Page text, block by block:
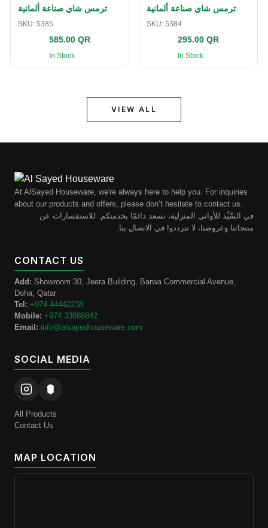
ترمس شاي صناعة ألمانية
SKU: 5385
585.00 QR
In Stock
ترمس شاي صناعة ألمانية
SKU: 5384
295.00 QR
In Stock
VIEW ALL
At AlSayed Houseware, we're always here to help you. For inquiries
about our products and offers, please don’t hesitate to contact us.
في السَّيِّد للأواني المنزلية، نسعد دائمًا بخدمتكم. للاستفسارات عن
منتجاتنا وعروضنا، لا تترددوا في الاتصال بنا.
CONTACT US
Add: Showroom 30, Jeera Building, Barwa Commercial Avenue,
Doha, Qatar
Tel: +974 44442238
Mobile: +974 33888842
Email: info@alsayedhouseware.com
SOCIAL MEDIA
All Products
Contact Us
MAP LOCATION